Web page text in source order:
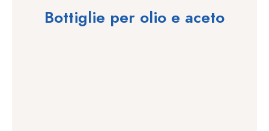
Bottiglie per olio e aceto